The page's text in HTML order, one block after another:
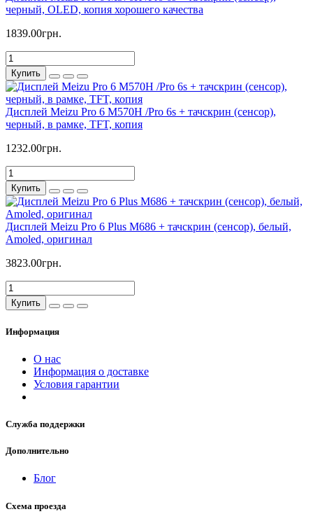
черный, OLED, копия хорошего качества
1839.00грн.
Купить
Дисплей Meizu Pro 6 M570H /Pro 6s + тачскрин (сенсор),
черный, в рамке, TFT, копия
1232.00грн.
Купить
Дисплей Meizu Pro 6 Plus M686 + тачскрин (сенсор), белый,
Amoled, оригинал
3823.00грн.
Купить
Информация
О нас
Информация о доставке
Условия гарантии
Служба поддержки
Дополнительно
Блог
Схема проезда